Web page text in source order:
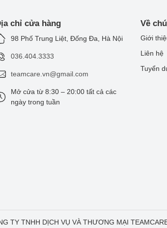
chỉ cửa hàng
98 Phố Trung Liệt, Đống Đa, Hà Nội
036.404.3333
teamcare.vn@gmail.com
Mở cửa từ 8:30 – 20:00 tất cả các
ngày trong tuần
Về
Giới
Liên hệ
Tuyển
TY TNHH DỊCH VỤ VÀ THƯƠNG MẠI